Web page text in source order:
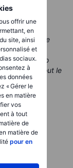
offrir une
en
site, ainsi
et
sociaux.
à
données
« Gérer le
en matière
vos
à tout
de
matière de
pour en
résultats
peuvent être
frais
que Saxo
tout le
des